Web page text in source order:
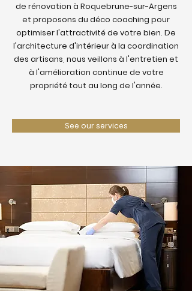
de rénovation à Roquebrune-sur-Argens
et proposons du déco coaching pour
optimiser l'attractivité de votre bien. De
l'architecture d'intérieur à la coordination
des artisans, nous veillons à l'entretien et
à l'amélioration continue de votre
propriété tout au long de l'année.
See our services